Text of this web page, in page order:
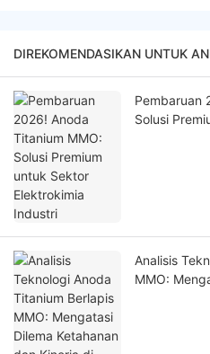
DIREKOMENDASIKAN UNTUK
Pembaruan
Solusi
Analisis
MMO: